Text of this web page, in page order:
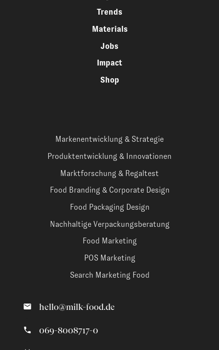
Trends
Materials
Jobs
Impact
Shop
Markenentwicklung & Strategie
Produktentwicklung & Innovationen
Marktforschung & Regaltest
Food Branding & Corporate Design
Food Packaging Design
Nachhaltige Verpackungsberatung
Food Marketing
POS Marketing
Search Marketing Food
hello@milk-food.de
069-8008717-0